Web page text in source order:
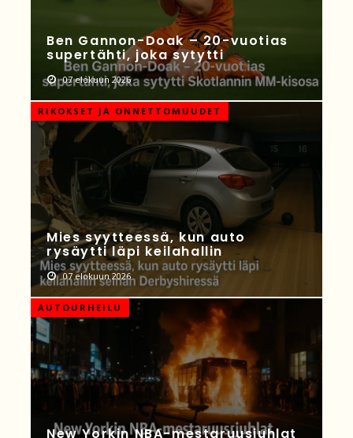
Ben Gannon-Doak – 20-vuotias
supertähti, joka sytytti
07 elokuun 2026
RIKOKSET JA ONNETTOMUUDET
Mies syytteessä, kun auto
rysäytti läpi keilahallin
07 elokuun 2026
AUTOURHEILU
New Yorkin NBA-mestaruusjuhlat